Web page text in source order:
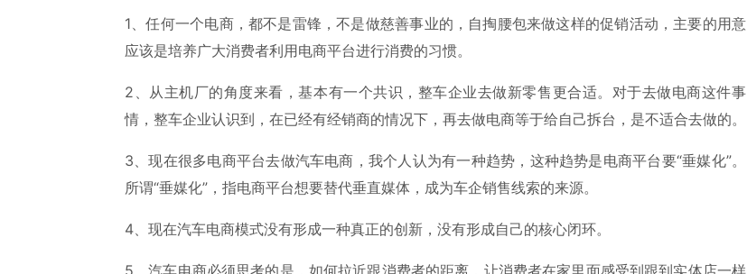
1、任何一个电商，都不是雷锋，不是做慈善事业的，自掏腰包来做这样的促销活动，主要的用意
应该是培养广大消费者利用电商平台进行消费的习惯。
2、从主机厂的角度来看，基本有一个共识，整车企业去做新零售更合适。对于去做电商这件事
情，整车企业认识到，在已经有经销商的情况下，再去做电商等于给自己拆台，是不适合去做的。
3、现在很多电商平台去做汽车电商，我个人认为有一种趋势，这种趋势是电商平台要“垂媒化”。
所谓“垂媒化”，指电商平台想要替代垂直媒体，成为车企销售线索的来源。
4、现在汽车电商模式没有形成一种真正的创新，没有形成自己的核心闭环。
5、汽车电商必须思考的是，如何拉近跟消费者的距离，让消费者在家里面感受到跟到实体店一样